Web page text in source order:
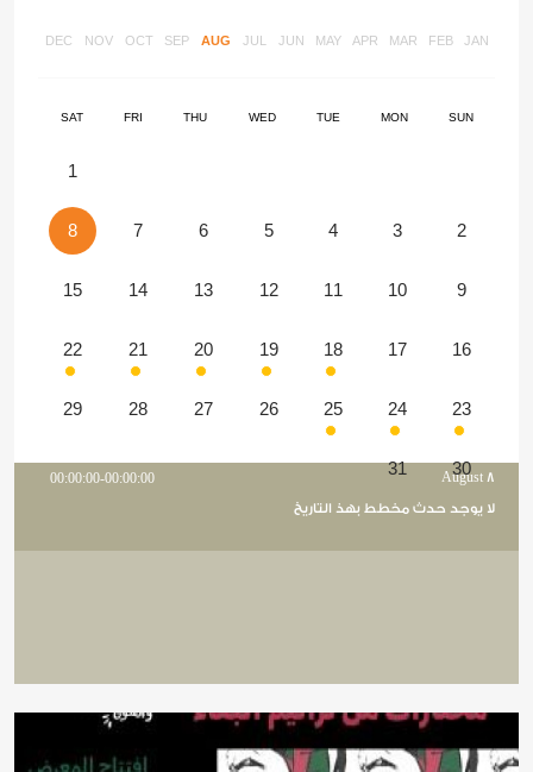
JAN
FEB
MAR
APR
MAY
JUN
JUL
AUG
SEP
OCT
NOV
DEC
SUN
MON
TUE
WED
THU
FRI
SAT
1
2
3
4
5
6
7
8
9
10
11
12
13
14
15
16
17
18
19
20
21
22
23
24
25
26
27
28
29
30
31
00:00:00-00:00:00
August 8
لا يوجد حدث مخطط بهذ التاريخ